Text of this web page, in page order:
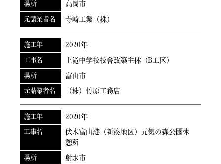
場所 高岡市
元請業者名 寺崎工業（株）
施工年 2020年
工事名 上滝中学校校舎改築主体（B工区）
場所 富山市
元請業者名 （株）竹原工務店
施工年 2020年
工事名
伏木富山港（新湊地区）元気の森公園休
憩所
場所 射水市